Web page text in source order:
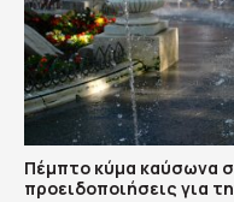
Πέμπτο κύμα καύσωνα
προειδοποιήσεις για